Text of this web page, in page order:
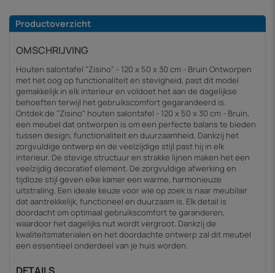
Productoverzicht
OMSCHRIJVING
Houten salontafel "Zisino" - 120 x 50 x 30 cm - Bruin Ontworpen
met het oog op functionaliteit en stevigheid, past dit model
gemakkelijk in elk interieur en voldoet het aan de dagelijkse
behoeften terwijl het gebruikscomfort gegarandeerd is.
Ontdek de "Zisino" houten salontafel - 120 x 50 x 30 cm - Bruin,
een meubel dat ontworpen is om een perfecte balans te bieden
tussen design, functionaliteit en duurzaamheid. Dankzij het
zorgvuldige ontwerp en de veelzijdige stijl past hij in elk
interieur. De stevige structuur en strakke lijnen maken het een
veelzijdig decoratief element. De zorgvuldige afwerking en
tijdloze stijl geven elke kamer een warme, harmonieuze
uitstraling. Een ideale keuze voor wie op zoek is naar meubilair
dat aantrekkelijk, functioneel en duurzaam is. Elk detail is
doordacht om optimaal gebruikscomfort te garanderen,
waardoor het dagelijks nut wordt vergroot. Dankzij de
kwaliteitsmaterialen en het doordachte ontwerp zal dit meubel
een essentieel onderdeel van je huis worden.